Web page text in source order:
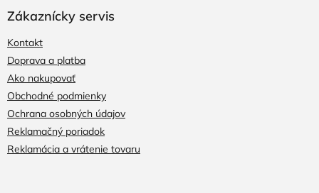
Zákaznícky servis
Kontakt
Doprava a platba
Ako nakupovať
Obchodné podmienky
Ochrana osobných údajov
Reklamačný poriadok
Reklamácia a vrátenie tovaru